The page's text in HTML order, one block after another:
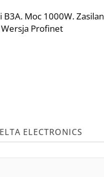
Moc 1000W.
Wersja Profinet
ELECTRONICS